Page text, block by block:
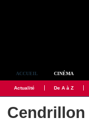
ACCUEIL CINÉMA
Actualité De A à Z
Cendrillon